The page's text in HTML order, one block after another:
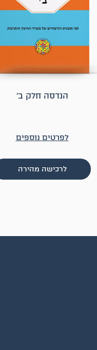
הנדסה חלק ב׳
לפרטים נוספים
לרכישה מהירה